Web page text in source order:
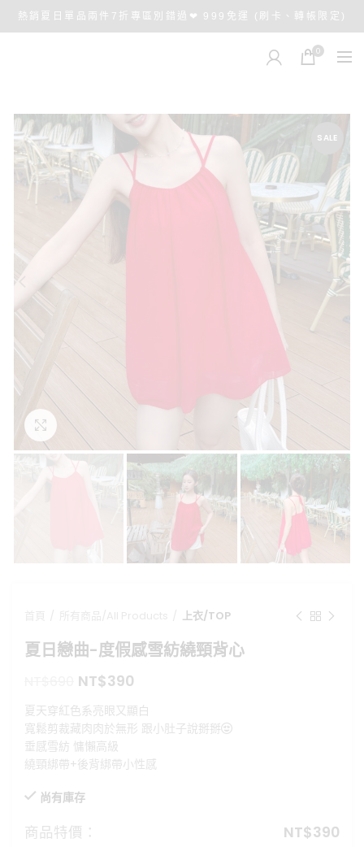
熱銷夏日單品兩件7折專區別錯過❤ 999免運 (刷卡、轉帳限定)
0
SALE
點擊放大
上衣/TOP
夏日戀曲-度假感雪紡繞頸背心
原
價
格：
NT$690。
NT$390
價
格：
夏天穿紅色系亮眼又顯白
寬鬆剪裁藏肉肉於無形 跟小肚子說掰掰😍
垂感雪紡 慵懶高級
繞頸綁帶+後背綁帶小性感
尚有庫存
商品特價： NT$390